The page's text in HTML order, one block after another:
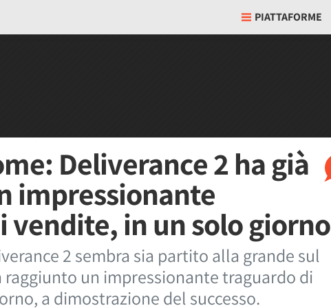
PIATTAFORME
Deliverance 2 ha già
impressionante
vendite, in un solo giorno
2 sembra sia partito alla grande sul
raggiunto un impressionante traguardo di
a dimostrazione del successo.